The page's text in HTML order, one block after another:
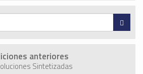
anteriores
Sintetizadas